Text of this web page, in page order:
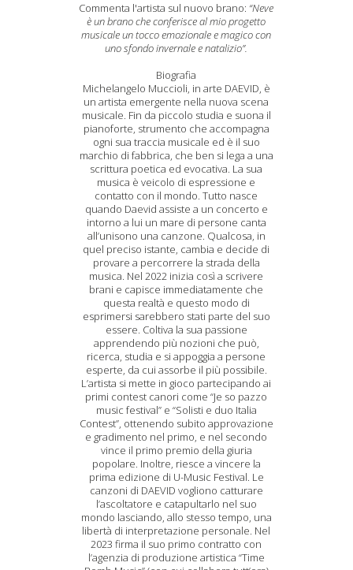
Commenta l'artista sul nuovo brano: “Neve
è un brano che conferisce al mio progetto
musicale un tocco emozionale e magico con
uno sfondo invernale e natalizio”.
Biografia
Michelangelo Muccioli, in arte DAEVID, è
un artista emergente nella nuova scena
musicale. Fin da piccolo studia e suona il
pianoforte, strumento che accompagna
ogni sua traccia musicale ed è il suo
marchio di fabbrica, che ben si lega a una
scrittura poetica ed evocativa. La sua
musica è veicolo di espressione e
contatto con il mondo. Tutto nasce
quando Daevid assiste a un concerto e
intorno a lui un mare di persone canta
all’unisono una canzone. Qualcosa, in
quel preciso istante, cambia e decide di
provare a percorrere la strada della
musica. Nel 2022 inizia così a scrivere
brani e capisce immediatamente che
questa realtà e questo modo di
esprimersi sarebbero stati parte del suo
essere. Coltiva la sua passione
apprendendo più nozioni che può,
ricerca, studia e si appoggia a persone
esperte, da cui assorbe il più possibile.
L’artista si mette in gioco partecipando ai
primi contest canori come “Je so pazzo
music festival” e “Solisti e duo Italia
Contest”, ottenendo subito approvazione
e gradimento nel primo, e nel secondo
vince il primo premio della giuria
popolare. Inoltre, riesce a vincere la
prima edizione di U-Music Festival. Le
canzoni di DAEVID vogliono catturare
l’ascoltatore e catapultarlo nel suo
mondo lasciando, allo stesso tempo, una
libertà di interpretazione personale. Nel
2023 firma il suo primo contratto con
l’agenzia di produzione artistica “Time